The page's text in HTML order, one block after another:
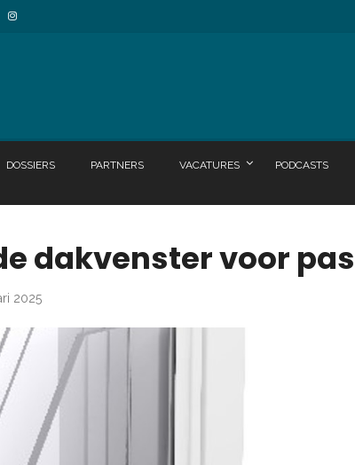
DOSSIERS PARTNERS VACATURES PODCASTS
dakvenster voor
2025